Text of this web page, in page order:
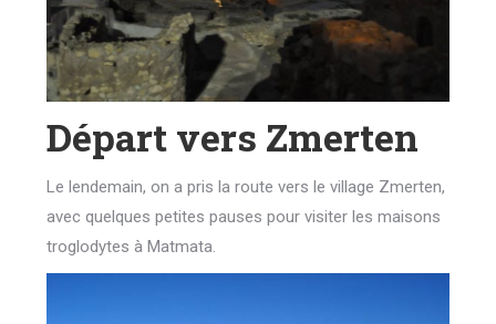
Départ vers Zmerten
Le lendemain, on a pris la route vers le village Zmerten,
avec quelques petites pauses pour visiter les maisons
troglodytes à Matmata.